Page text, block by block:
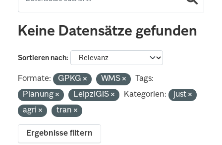
Keine Datensätze gefunden
Sortieren nach
Formate: GPKG WMS
Tags:
Planung
LeipziGIS Kategorien:
just
agri
tran
Ergebnisse filtern